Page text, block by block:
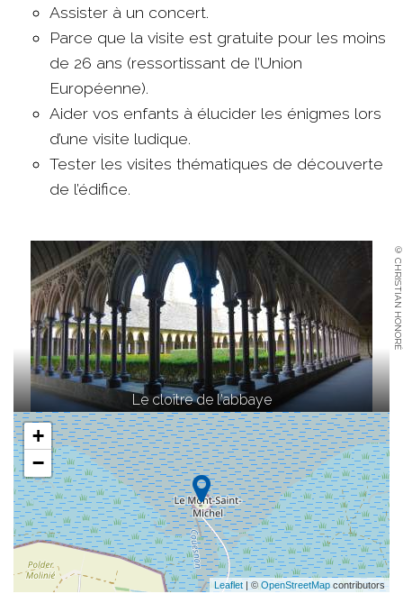
Assister à un concert.
Parce que la visite est gratuite pour les moins
de 26 ans (ressortissant de l’Union
Européenne).
Aider vos enfants à élucider les énigmes lors
d’une visite ludique.
Tester les visites thématiques de découverte
de l’édifice.
© CHRISTIAN HONORÉ
Le cloître de l'abbaye
+
−
Leaflet | ©OpenStreetMapcontributors